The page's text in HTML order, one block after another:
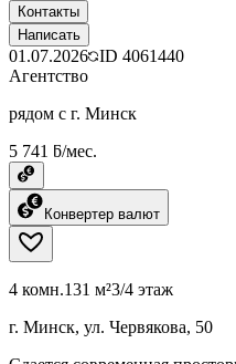
Контакты
Написать
01.07.2026 ID 4061440
Агентство
рядом с г. Минск
5 741 ƃ/мес.
Конвертер валют
4 комн.131 м²3/4 этаж
г. Минск, ул. Червякова, 50